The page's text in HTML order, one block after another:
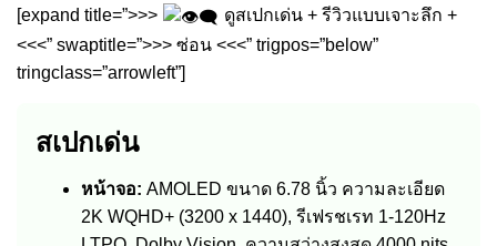
[expand title=”>>>
ดูสเปกเด่น + รีวิวแบบเจาะลึก +
<<<” swaptitle=”>>> ซ่อน <<<” trigpos=”below”
tringclass=”arrowleft”]
สเปกเด่น
หน้าจอ: AMOLED ขนาด 6.78 นิ้ว ความละเอียด
2K WQHD+ (3200 x 1440), รีเฟรชเรท 1-120Hz